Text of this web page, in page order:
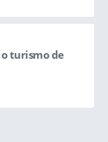
capacitação,
turismo de